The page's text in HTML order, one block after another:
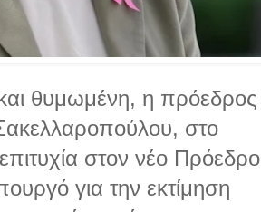
θυμωμένη, η πρόεδρος
στο
στον νέο Πρόεδρο
για την εκτίμηση